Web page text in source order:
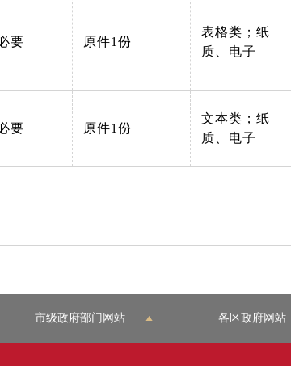
要 原件1份
表格类；纸
质、电子
要 原件1份
文本类；纸
质、电子
市级政府部门网站 各区政府网站